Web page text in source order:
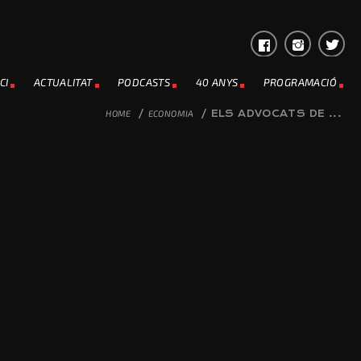
ACTUALITAT PODCASTS 40 ANYS PROGRAMACIÓ
HOME / ECONOMIA / ELS ADVOCATS DE ...